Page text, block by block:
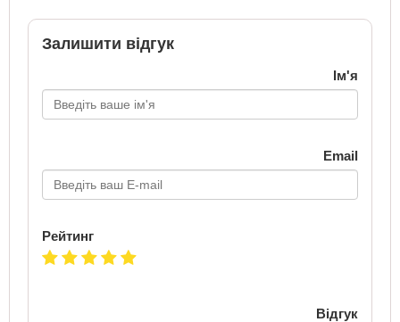
Залишити відгук
Ім'я
Email
Рейтинг
Відгук